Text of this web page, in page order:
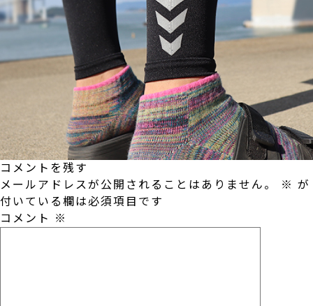
コメントを残す
メールアドレスが公開されることはありません。
※ が
付いている欄は必須項目です
コメント ※